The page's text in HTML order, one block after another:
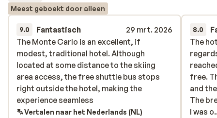
Meest geboekt door alleen
9.0 Fantastisch
29 mrt. 2026
The Monte Carlo is an excellent, if
modest, traditional hotel. Although
located at some distance to the skiing
area access, the free shuttle bus stops
right outside the hotel, making the
experience seamless
The Monte Carlo is an excellent, if
modest, traditional hotel. Although
located at some distance to the skiing
area access, the free shuttle bus stops
right outside the hotel, making the
experience seamless
Vertalen naar het Nederlands (NL)
8.0
The
free.
and
The
I was
The
free.
and
The
I was